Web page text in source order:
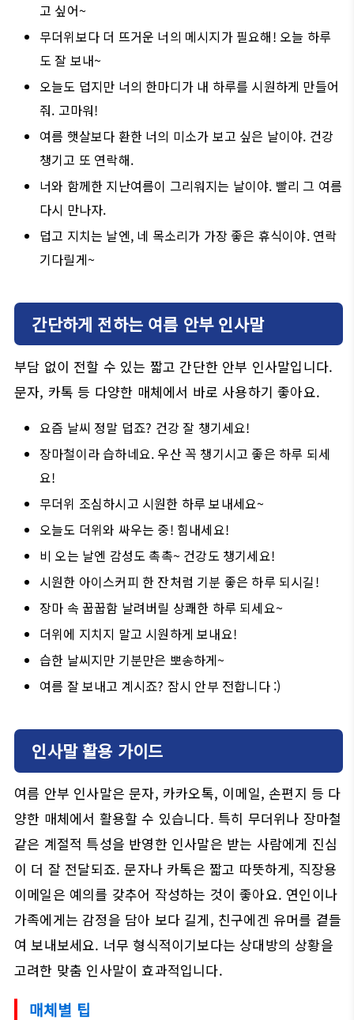
고 싶어~
무더위보다 더 뜨거운 너의 메시지가 필요해! 오늘 하루
도 잘 보내~
오늘도 덥지만 너의 한마디가 내 하루를 시원하게 만들어
줘. 고마워!
여름 햇살보다 환한 너의 미소가 보고 싶은 날이야. 건강
챙기고 또 연락해.
너와 함께한 지난여름이 그리워지는 날이야. 빨리 그 여름
다시 만나자.
덥고 지치는 날엔, 네 목소리가 가장 좋은 휴식이야. 연락
기다릴게~
간단하게 전하는 여름 안부 인사말
부담 없이 전할 수 있는 짧고 간단한 안부 인사말입니다.
문자, 카톡 등 다양한 매체에서 바로 사용하기 좋아요.
요즘 날씨 정말 덥죠? 건강 잘 챙기세요!
장마철이라 습하네요. 우산 꼭 챙기시고 좋은 하루 되세
요!
무더위 조심하시고 시원한 하루 보내세요~
오늘도 더위와 싸우는 중! 힘내세요!
비 오는 날엔 감성도 촉촉~ 건강도 챙기세요!
시원한 아이스커피 한 잔처럼 기분 좋은 하루 되시길!
장마 속 꿉꿉함 날려버릴 상쾌한 하루 되세요~
더위에 지치지 말고 시원하게 보내요!
습한 날씨지만 기분만은 뽀송하게~
여름 잘 보내고 계시죠? 잠시 안부 전합니다 :)
인사말 활용 가이드
여름 안부 인사말은 문자, 카카오톡, 이메일, 손편지 등 다
양한 매체에서 활용할 수 있습니다. 특히 무더위나 장마철
같은 계절적 특성을 반영한 인사말은 받는 사람에게 진심
이 더 잘 전달되죠. 문자나 카톡은 짧고 따뜻하게, 직장용
이메일은 예의를 갖추어 작성하는 것이 좋아요. 연인이나
가족에게는 감정을 담아 보다 길게, 친구에겐 유머를 곁들
여 보내보세요. 너무 형식적이기보다는 상대방의 상황을
고려한 맞춤 인사말이 효과적입니다.
매체별 팁